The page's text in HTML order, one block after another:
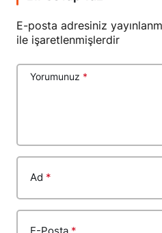
E-posta adresiniz
ile işaretlenmişlerdir
Yorumunuz *
Ad *
E-Posta *